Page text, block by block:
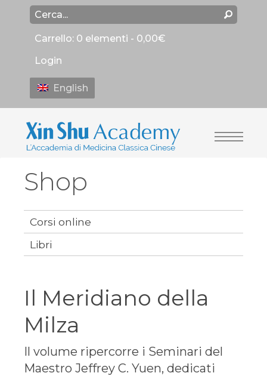
Carrello: 0 elementi - 0,00€
Login
English
Shop
Corsi online
Libri
Il Meridiano della
Milza
Il volume ripercorre i Seminari del
Maestro Jeffrey C. Yuen, dedicati